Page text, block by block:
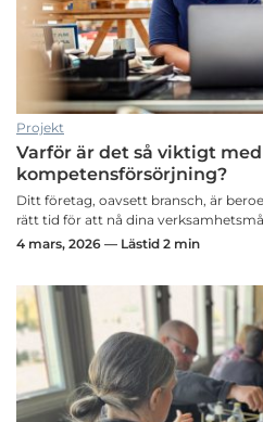
Projekt
Varför är det så viktigt med
kompetensförsörjning?
Ditt företag, oavsett bransch, är
rätt tid för att nå dina
4 mars, 2026 — Lästid 2 min